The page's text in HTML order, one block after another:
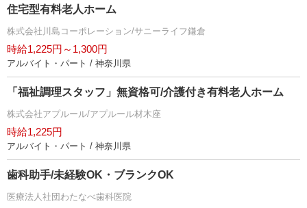
住宅型有料老人ホーム
株式会社川島コーポレーション/サニーライフ鎌倉
時給1,225円～1,300円
アルバイト・パート / 神奈川県
「福祉調理スタッフ」無資格可/介護付き有料老人ホーム
株式会社アプルール/アプルール材木座
時給1,225円
アルバイト・パート / 神奈川県
歯科助手/未経験OK・ブランクOK
医療法人社団わたなべ歯科医院